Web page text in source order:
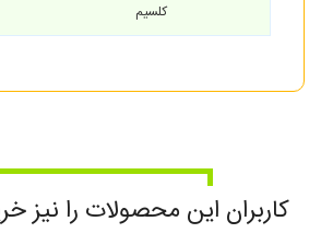
کلسیم
کاربران این محصولات را نیز